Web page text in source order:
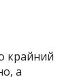
крайний
а